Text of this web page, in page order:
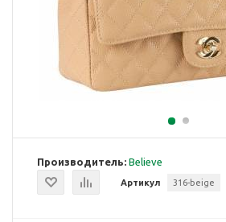
Производитель: Believe
Артикул 316-beige